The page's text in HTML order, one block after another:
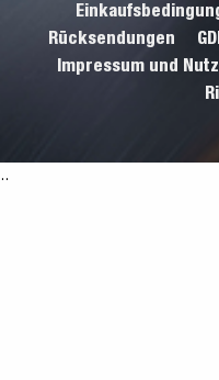
Rücksendungen
Impressum und
..